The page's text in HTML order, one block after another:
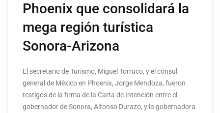
Phoenix que consolidará la
mega región turística
Sonora-Arizona
El secretario de Turismo, Miguel Torruco, y el cónsul
general de México en Phoenix, Jorge Mendoza, fueron
testigos de la firma de la Carta de Intención entre el
gobernador de Sonora, Alfonso Durazo, y la gobernadora